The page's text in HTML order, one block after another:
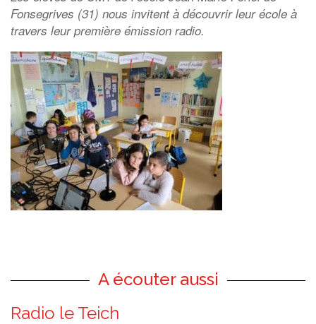
Fonsegrives (31) nous invitent à découvrir leur école à
travers leur première émission radio.
A écouter aussi
Radio le Teich